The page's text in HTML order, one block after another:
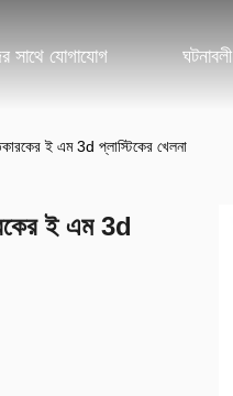
সাথে যোগাযোগ ঘটনাবলী
ই এম 3d প্লাস্টিকের খেলনা
ই এম 3d